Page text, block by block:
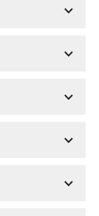
expand_more
expand_more
expand_more
expand_more
expand_more